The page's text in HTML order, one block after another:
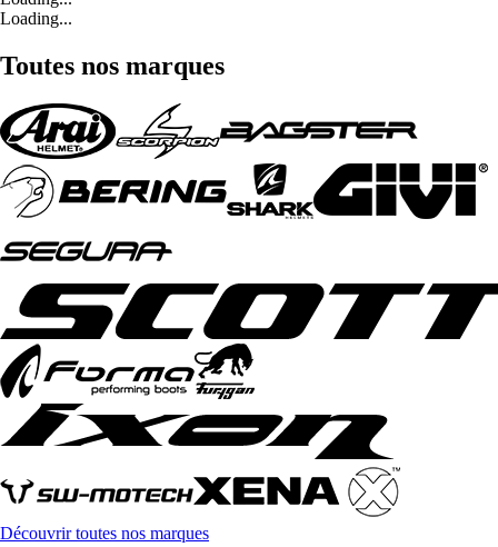
Loading...
Toutes nos marques
Découvrir toutes nos marques